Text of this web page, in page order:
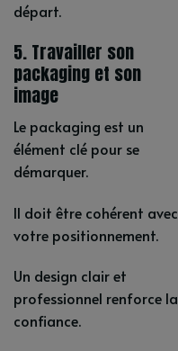
départ.
5. Travailler son
packaging et son
image
Le packaging est un
élément clé pour se
démarquer.
Il doit être cohérent avec
votre positionnement.
Un design clair et
professionnel renforce la
confiance.